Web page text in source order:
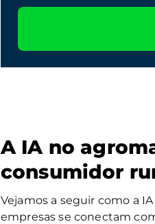
A IA no
consumidor
Vejamos a seguir como a
empresas se conectam